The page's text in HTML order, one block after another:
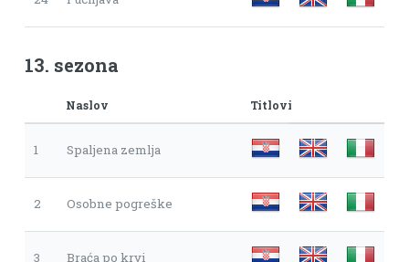
13. sezona
Naslov Titlovi
1 Spaljena zemlja
2 Osobne pogreške
3 Braća po krvi